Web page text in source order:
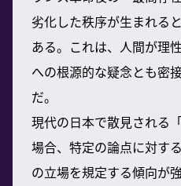
劣化した秩序が生まれる
ある。これは、人間が理
への根源的な疑念とも密
だ。
現代の日本で散見される
場合、特定の論点に対す
の立場を規定する傾向が